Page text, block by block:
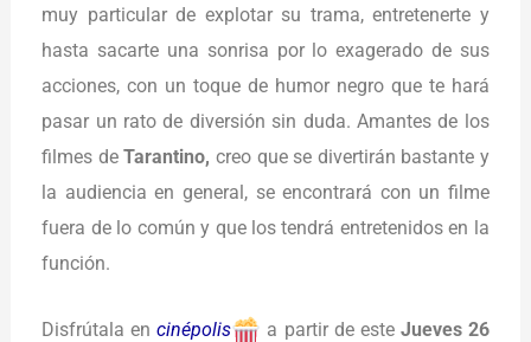
muy particular de explotar su trama, entretenerte y
hasta sacarte una sonrisa por lo exagerado de sus
acciones, con un toque de humor negro que te hará
pasar un rato de diversión sin duda. Amantes de los
filmes deTarantino, creo que se divertirán bastante y
la audiencia en general, se encontrará con un filme
fuera de lo común y que los tendrá entretenidos en la
función.
Disfrútala encinépolis a partir de este Jueves 26